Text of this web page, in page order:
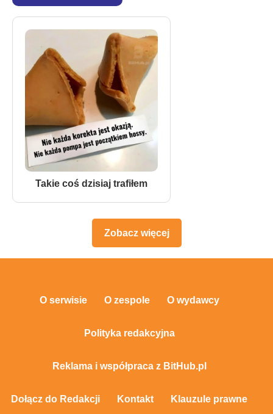
Takie coś dzisiaj trafiłem
Zobacz więcej
O serwisie O zespole O wydawcy
Polityka redakcyjna
Reklama i współpraca z BitHub.pl
Dołącz do Redakcji Kontakt Klauzule prawne